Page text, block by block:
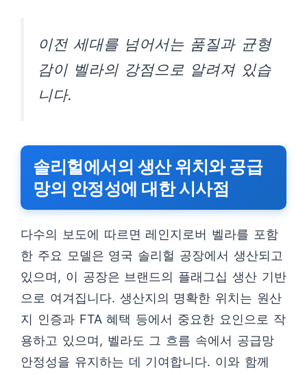
이전 세대를 넘어서는 품질과 균형
감이 벨라의 강점으로 알려져 있습
니다.
솔리헐에서의 생산 위치와 공급
망의 안정성에 대한 시사점
다수의 보도에 따르면 레인지로버 벨라를 포함
한 주요 모델은 영국 솔리헐 공장에서 생산되고
있으며, 이 공장은 브랜드의 플래그십 생산 기반
으로 여겨집니다. 생산지의 명확한 위치는 원산
지 인증과 FTA 혜택 등에서 중요한 요인으로 작
용하고 있으며, 벨라도 그 흐름 속에서 공급망
안정성을 유지하는 데 기여합니다. 이와 함께